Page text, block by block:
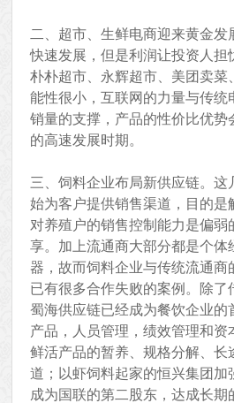
二、超市、生鲜电商迎来黄金
快速发展，但是利润让投资人担
朴朴超市、永辉超市、美团卖菜
能性很小，互联网的力量与传
销量的支撑，产品的性价比优
的高速发展时期。
三、饲料企业布局新供应链。
始为客户提供销售渠道，目的
对养殖户的销售控制能力是偏
享。加上流通商大部分都是个
器，故而饲料企业与传统流通
已有很多合作失败的案例。除
蜀海供应链已经成为餐饮企业
产品，人员管理，绩效管理和
鲜活产品的暂养、规格分解、
道；以虾饲料起家的恒兴集团加
成为国联的第二股东，达成长